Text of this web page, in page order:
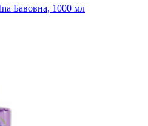
Бавовна, 1000 мл